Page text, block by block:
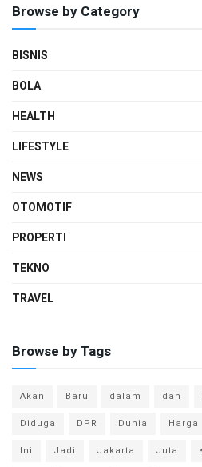
Browse by Category
BISNIS
BOLA
HEALTH
LIFESTYLE
NEWS
OTOMOTIF
PROPERTI
TEKNO
TRAVEL
Browse by Tags
Akan Baru dalam dan
Diduga
DPR Dunia Harga
Ini
Jadi Jakarta Juta